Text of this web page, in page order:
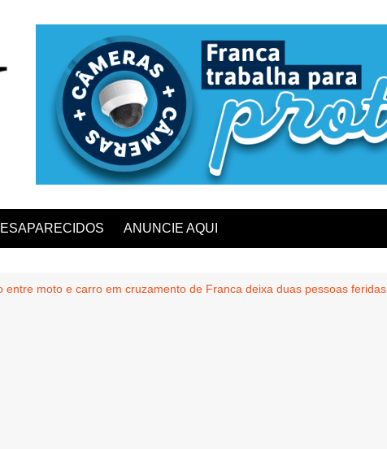
ANUNCIE AQUI
entre moto e carro em cruzamento de Franca deixa duas pessoas feridas